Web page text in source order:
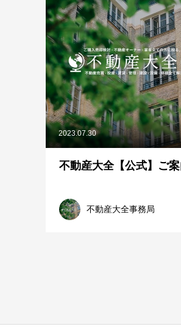
2023.07.30
不動産大全【公式】ご
不動産大全事務局